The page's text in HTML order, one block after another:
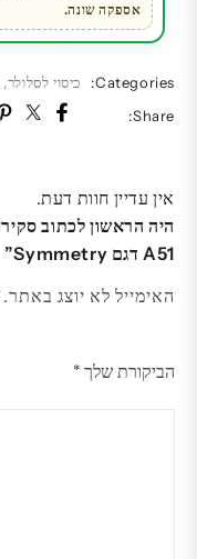
אספקה שונה.
Categories: כיסוי לסלולר,
Share:
אין עדיין חוות דעת.
A51 דגם Symmetry”
האימייל לא יוצג באתר.
הביקורת שלך *